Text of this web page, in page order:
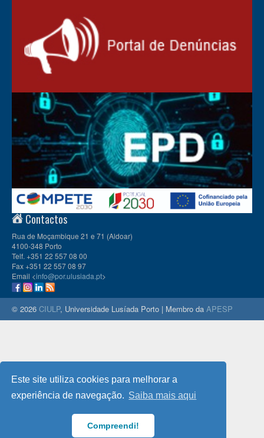
Este site utiliza cookies para melhorar a
experiência de navegação. Saiba mais aqui
Compreendi!
Contactos
Rua de Moçambique 21 e 71 (Aldoar)
4100-348 Porto
Telf. +351 22 557 08 00
Fax +351 22 557 08 97
Email <info@por.ulusiada.pt>
© 2026 CIULP, Universidade Lusíada Porto | Membro da APESP